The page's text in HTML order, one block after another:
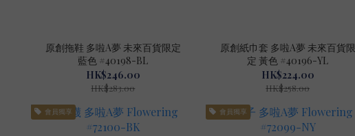
原創拖鞋 多啦A夢 未來百貨限定
藍色 #40198-BL
HK$246.00
HK$283.00
原創紙巾套 多啦A夢 未來百貨限
定 黃色 #40196-YL
HK$224.00
HK$258.00
會員獨享 會員獨享